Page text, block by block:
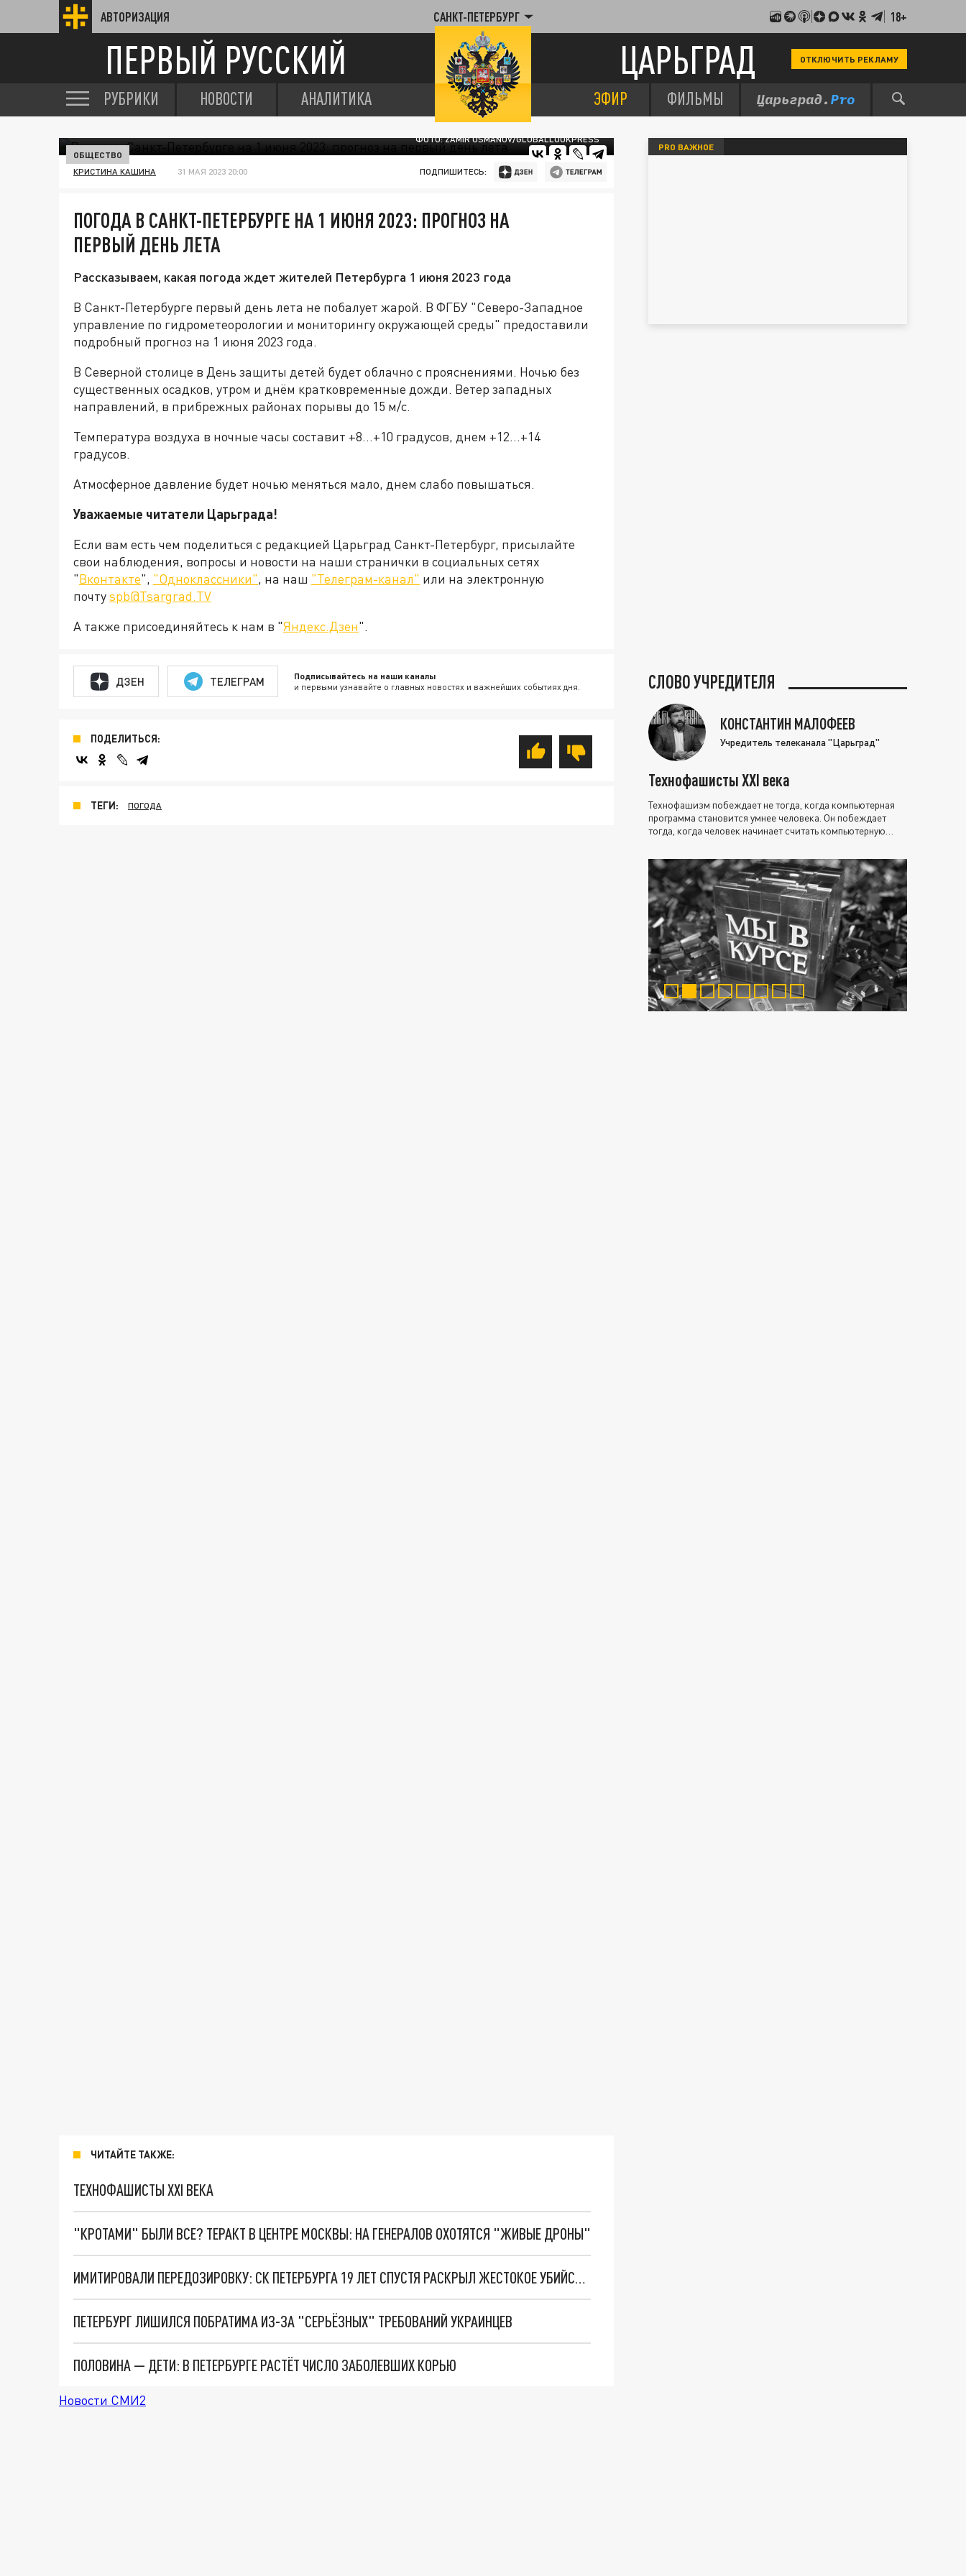
АВТОРИЗАЦИЯ САНКТ-ПЕТЕРБУРГ 18+
ПЕРВЫЙ РУССКИЙ ЦАРЬГРАД ОТКЛЮЧИТЬ РЕКЛАМУ
РУБРИКИ НОВОСТИ АНАЛИТИКА ЭФИР ФИЛЬМЫ
ФОТО: ZAMIR USMANOV/GLOBALLOOKPRESS
ОБЩЕСТВО
КРИСТИНА КАШИНА 31 МАЯ 2023 20:00 ПОДПИШИТЕСЬ:
ПОГОДА В САНКТ-ПЕТЕРБУРГЕ НА 1 ИЮНЯ 2023: ПРОГНОЗ НА
ПЕРВЫЙ ДЕНЬ ЛЕТА
Рассказываем, какая погода ждет жителей Петербурга 1 июня 2023 года
В Санкт-Петербурге первый день лета не побалует жарой. В ФГБУ "Северо-Западное
управление по гидрометеорологии и мониторингу окружающей среды" предоставили
подробный прогноз на 1 июня 2023 года.
В Северной столице в День защиты детей будет облачно с прояснениями. Ночью без
существенных осадков, утром и днём кратковременные дожди. Ветер западных
направлений, в прибрежных районах порывы до 15 м/с.
Температура воздуха в ночные часы составит +8...+10 градусов, днем +12...+14
градусов.
Атмосферное давление будет ночью меняться мало, днем слабо повышаться.
Уважаемые читатели Царьграда!
Если вам есть чем поделиться с редакцией Царьград Санкт-Петербург, присылайте
свои наблюдения, вопросы и новости на наши странички в социальных сетях
"Вконтакте", "Одноклассники", на наш "Телеграм-канал" или на электронную
почтуspb@Tsargrad.TV
А также присоединяйтесь к нам в "Яндекс.Дзен".
ДЗЕН ТЕЛЕГРАМ Подписывайтесь на наши каналы
и первыми узнавайте о главных новостях и важнейших событиях дня.
ПОДЕЛИТЬСЯ:
ТЕГИ: ПОГОДА
ЧИТАЙТЕ ТАКЖЕ:
ТЕХНОФАШИСТЫ XXI ВЕКА
"КРОТАМИ" БЫЛИ ВСЕ? ТЕРАКТ В ЦЕНТРЕ МОСКВЫ: НА ГЕНЕРАЛОВ ОХОТЯТСЯ "ЖИВЫЕ ДРОНЫ"
ИМИТИРОВАЛИ ПЕРЕДОЗИРОВКУ: СК ПЕТЕРБУРГА 19 ЛЕТ СПУСТЯ РАСКРЫЛ ЖЕСТОКОЕ УБИЙСТВО РАДИ КВАРТИРЫ
ПЕТЕРБУРГ ЛИШИЛСЯ ПОБРАТИМА ИЗ-ЗА "СЕРЬЁЗНЫХ" ТРЕБОВАНИЙ УКРАИНЦЕВ
ПОЛОВИНА — ДЕТИ: В ПЕТЕРБУРГЕ РАСТЁТ ЧИСЛО ЗАБОЛЕВШИХ КОРЬЮ
Новости СМИ2
PRO ВАЖНОЕ
СЛОВО УЧРЕДИТЕЛЯ
КОНСТАНТИН МАЛОФЕЕВ
Учредитель телеканала "Царьград"
Технофашисты XXI века
Технофашизм побеждает не тогда, когда компьютерная
программа становится умнее человека. Он побеждает
тогда, когда человек начинает считать компьютерную